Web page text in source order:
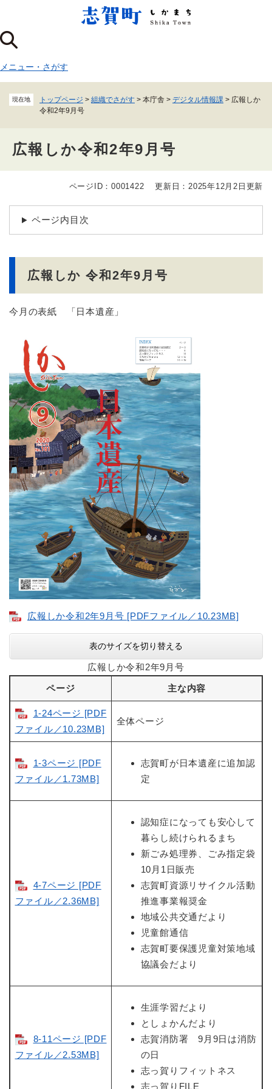
ジ
の
頭
で
メニューを飛ばして本文へ
メニュー ・ さがす
現在地 トップページ > 組織でさがす > 本庁舎 > デジタル情報課 > 広報しか
令和2年9月号
広報しか令和2年9月号
文
ページID：0001422 更新日：2025年12月2日更新
ページ内目次
広報しか 令和2年9月号
今月の表紙 「日本遺産」
広報しか令和2年9月号 [PDFファイル／10.23MB]
表のサイズを切り替える
広報しか令和2年9月号
ページ 主な内容
1-24ページ [PDF
ファイル／10.23MB]
全体ページ
1-3ページ [PDF
ファイル／1.73MB]
志賀町が日本遺産に追加認
定
4-7ページ [PDF
ファイル／2.36MB]
認知症になっても安心して
暮らし続けられるまち
新ごみ処理券、ごみ指定袋
10月1日販売
志賀町資源リサイクル活動
推進事業報奨金
地域公共交通だより
児童館通信
志賀町要保護児童対策地域
協議会だより
8-11ページ [PDF
ファイル／2.53MB]
生涯学習だより
としょかんだより
志賀消防署 9月9日は消防
の日
志っ賀りフィットネス
志っ賀りFILE